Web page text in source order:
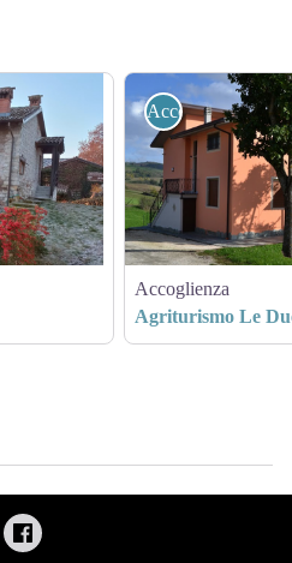
Accoglienza
Accoglienza
Agriturismo Le